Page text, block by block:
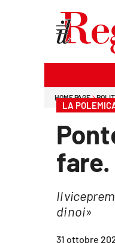
HOME PAGE
LA
fare.
Il
di noi»
31 ottobre